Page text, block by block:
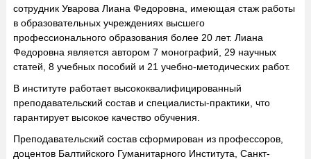
сотрудник Уварова Лиана Федоровна, имеющая стаж работы
в образовательных учреждениях высшего
профессионального образования более 20 лет. Лиана
Федоровна является автором 7 монографий, 29 научных
статей, 8 учебных пособий и 21 учебно-методических работ.
В институте работает высококвалифицированный
преподавательский состав и специалисты-практики, что
гарантирует высокое качество обучения.
Преподавательский состав сформирован из профессоров,
доцентов Балтийского Гуманитарного Института, Санкт-